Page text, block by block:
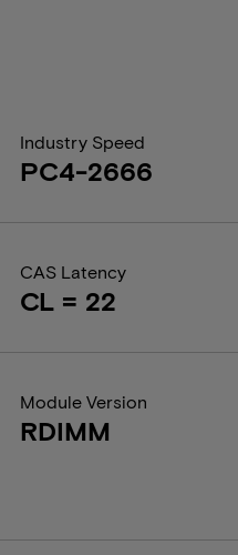
Industry Speed
PC4-2666
CAS Latency
CL = 22
Module Version
RDIMM